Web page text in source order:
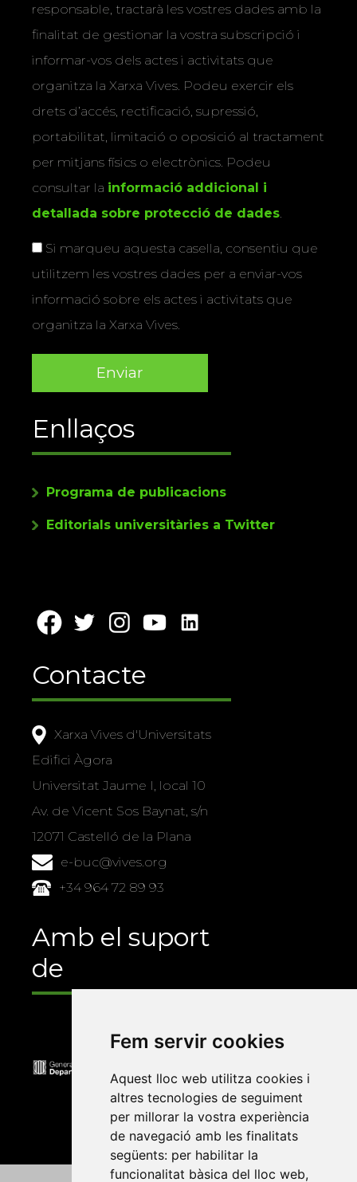
Fem servir cookies
Aquest lloc web utilitza cookies i
altres tecnologies de seguiment
per millorar la vostra experiència
de navegació amb les finalitats
següents: per habilitar la
funcionalitat bàsica del lloc web,
responsable, tractarà les vostres dades amb la
finalitat de gestionar la vostra subscripció i
informar-vos dels actes i activitats que
organitza la Xarxa Vives. Podeu exercir els
drets d’accés, rectificació, supressió,
portabilitat, limitació o oposició al tractament
per mitjans físics o electrònics. Podeu
consultar la informació addicional i
detallada sobre protecció de dades
Si marqueu aquesta casella, consentiu que
utilitzem les vostres dades per a enviar-vos
informació sobre els actes i activitats que
organitza la Xarxa Vives.
Enllaços
Programa de publicacions
Editorials universitàries a Twitter
Contacte
Xarxa Vives d'Universitats
Edifici Àgora
Universitat Jaume I, local 10
Av. de Vicent Sos Baynat, s/n
12071 Castelló de la Plana
e-buc@vives.org
+34 964 72 89 93
Amb el suport
de